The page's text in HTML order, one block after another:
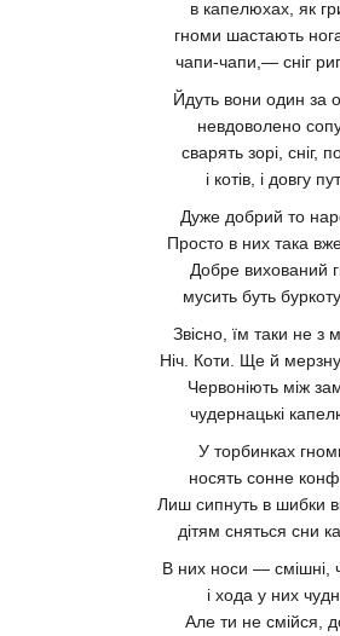
в капелюхах, як
гноми шастають
чапи-чапи,— сніг
Йдуть вони один за
невдоволено
сварять зорі, сніг,
і котів, і довгу
Дуже добрий то
Просто в них така
Добре вихований
мусить буть
Звісно, їм таки не з
Ніч. Коти. Ще й
Червоніють між
чудернацькі
У торбинках
носять сонне
Лиш сипнуть в шибки
дітям сняться сни
В них носи — смішні,
і хода у них
Але ти не смійся,